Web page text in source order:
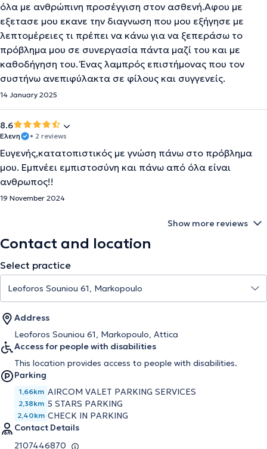
όλα με ανθρώπινη προσέγγιση στον ασθενή.Αφου με
εξετασε μου εκανε την διαγνωση που μου εξήγησε με
λεπτομέρειες τι πρέπει να κάνω για να ξεπεράσω το
πρόβλημα μου σε συνεργασία πάντα μαζί του και με
καθοδήγηση του. Ένας λαμπρός επιστήμονας που τον
συστήνω ανεπιφύλακτα σε φίλους και συγγενείς.
14 January 2025
8.6
Ελενη • 2 reviews
Ευγενής,κατατοπιστικός με γνώση πάνω στο πρόβλημα
μου. Εμπνέει εμπιστοσύνη και πάνω από όλα είναι
ανθρωπος!!
19 November 2024
Show more reviews
Contact and location
Select practice
Address
Leoforos Souniou 61, Markopoulo, Attica
Access for people with disabilities
This location provides access to people with disabilities.
Parking
1,66km AIRCOM VALET PARKING SERVICES
2,38km 5 STARS PARKING
2,40km CHECK IN PARKING
Contact Details
2107446870